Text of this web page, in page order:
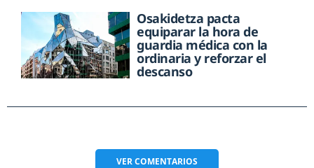
Osakidetza pacta
equiparar la hora de
guardia médica con la
ordinaria y reforzar el
descanso
VERCOMENTARIOS